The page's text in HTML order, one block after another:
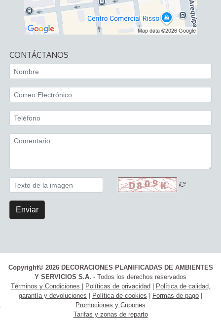
CONTÁCTANOS
Enviar
Copyright© 2026 DECORACIONES PLANIFICADAS DE AMBIENTES
Y SERVICIOS S.A. - Todos los derechos reservados
Términos y Condiciones
Políticas de privacidad
Política de calidad,
garantía y devoluciones
Política de cookies Formas de pago
Promociones y Cupones
Tarifas y zonas de reparto